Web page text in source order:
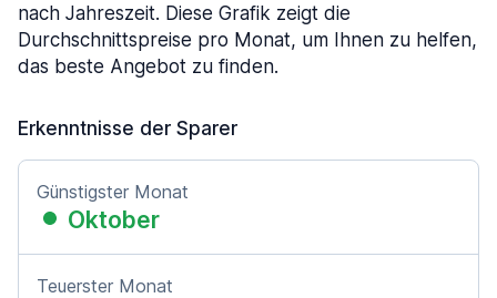
nach Jahreszeit. Diese Grafik zeigt die
Durchschnittspreise pro Monat, um Ihnen zu helfen,
das beste Angebot zu finden.
Erkenntnisse der Sparer
Günstigster Monat
Oktober
Teuerster Monat